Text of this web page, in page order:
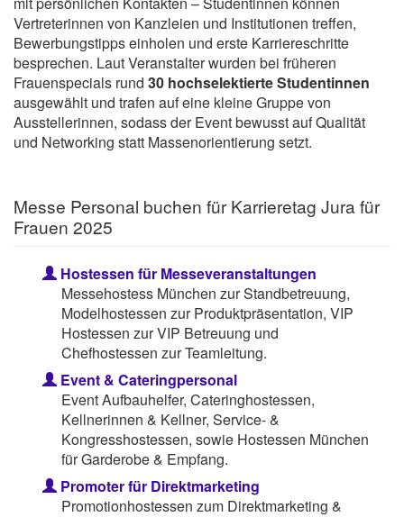
Vertreterinnen von Kanzleien und Institutionen treffen,
Bewerbungstipps einholen und erste Karriereschritte
besprechen. Laut Veranstalter wurden bei früheren
Frauenspecials rund 30 hochselektierte Studentinnen
ausgewählt und trafen auf eine kleine Gruppe von
Ausstellerinnen, sodass der Event bewusst auf Qualität
und Networking statt Massenorientierung setzt.
Messe Personal buchen für Karrieretag Jura für
Frauen 2025
Hostessen für Messeveranstaltungen
Messehostess München zur Standbetreuung,
Modelhostessen zur Produktpräsentation, VIP
Hostessen zur VIP Betreuung und
Chefhostessen zur Teamleitung.
Event & Cateringpersonal
Event Aufbauhelfer, Cateringhostessen,
Kellnerinnen & Kellner, Service- &
Kongresshostessen, sowie Hostessen München
für Garderobe & Empfang.
Promoter für Direktmarketing
Promotionhostessen zum Direktmarketing &